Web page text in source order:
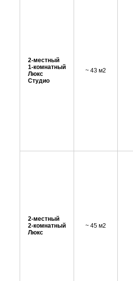
2-местный
1-комнатный
Люкс
Студио
~ 43 м2
2-местный
2-комнатный
Люкс
~ 45 м2